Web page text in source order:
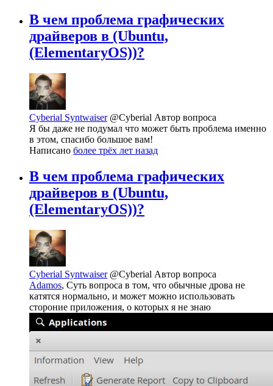
В чем проблема графических
драйверов в (Ubuntu,
(ElementaryOS))?
Cyberial Syntwaiser @Cyberial Автор вопроса
Я бы даже не подумал что может быть проблема именно
в этом, спасибо большое вам!
Написано более трёх лет назад
В чем проблема графических
драйверов в (Ubuntu,
(ElementaryOS))?
Cyberial Syntwaiser @Cyberial Автор вопроса
Adamos, Суть вопроса в том, что обычные дрова не
катятся нормально, и может можно использовать
стороние приложения, о которых я не знаю